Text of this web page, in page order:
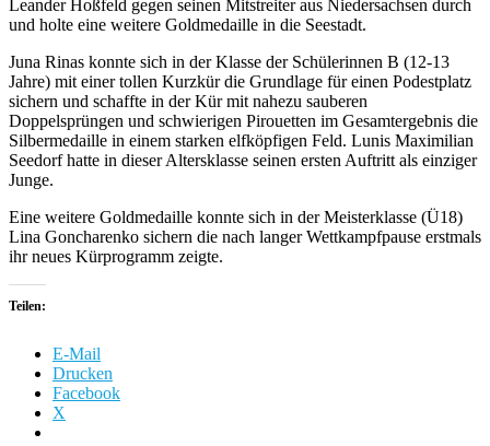
Leander Hoßfeld gegen seinen Mitstreiter aus Niedersachsen durch
und holte eine weitere Goldmedaille in die Seestadt.
Juna Rinas konnte sich in der Klasse der Schülerinnen B (12-13
Jahre) mit einer tollen Kurzkür die Grundlage für einen Podestplatz
sichern und schaffte in der Kür mit nahezu sauberen
Doppelsprüngen und schwierigen Pirouetten im Gesamtergebnis die
Silbermedaille in einem starken elfköpfigen Feld. Lunis Maximilian
Seedorf hatte in dieser Altersklasse seinen ersten Auftritt als einziger
Junge.
Eine weitere Goldmedaille konnte sich in der Meisterklasse (Ü18)
Lina Goncharenko sichern die nach langer Wettkampfpause erstmals
ihr neues Kürprogramm zeigte.
Teilen:
E-Mail
Drucken
Facebook
X